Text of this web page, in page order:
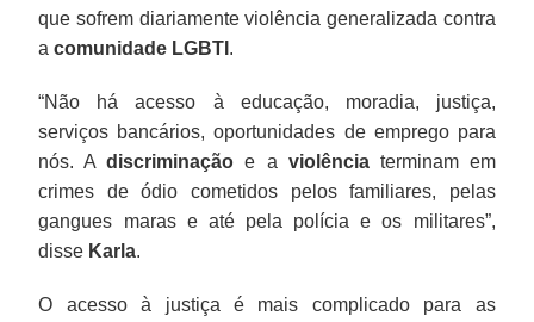
que sofrem diariamente violência generalizada contra
acomunidade LGBTI .
“Não há acesso à educação, moradia, justiça,
serviços bancários, oportunidades de emprego para
nós. Adiscriminação e a violênciaterminam em
crimes de ódio cometidos pelos familiares, pelas
gangues maras e até pela polícia e os militares”,
disse Karla.
O acesso à justiça é mais complicado para as